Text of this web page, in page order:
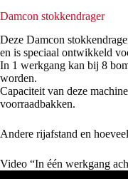
Damcon stokkendrager
Deze Damcon
en is speciaal ontwikkeld
In 1 werkgang kan bij 8
worden.
Capaciteit van deze
voorraadbakken.
Andere rijafstand en
Video “In één werkgang